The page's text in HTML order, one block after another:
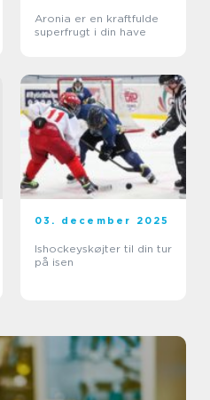
Aronia er en kraftfulde
superfrugt i din have
03. december 2025
Ishockeyskøjter til din tur
på isen